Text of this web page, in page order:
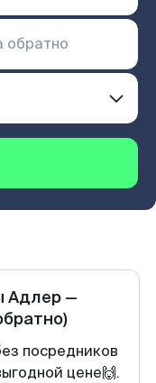
Адлер —
посредников
цене🙌.